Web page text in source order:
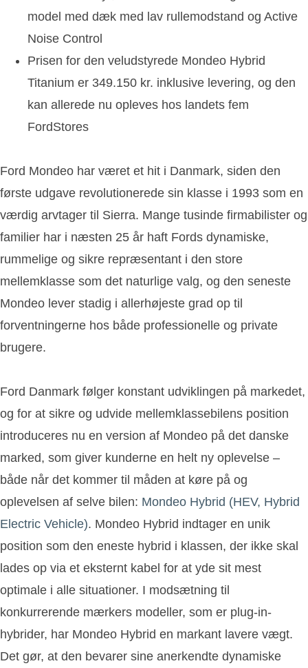
model med dæk med lav rullemodstand og Active
Noise Control
Prisen for den veludstyrede Mondeo Hybrid
Titanium er 349.150 kr. inklusive levering, og den
kan allerede nu opleves hos landets fem
FordStores
Ford Mondeo har været et hit i Danmark, siden den
første udgave revolutionerede sin klasse i 1993 som en
værdig arvtager til Sierra. Mange tusinde firmabilister og
familier har i næsten 25 år haft Fords dynamiske,
rummelige og sikre repræsentant i den store
mellemklasse som det naturlige valg, og den seneste
Mondeo lever stadig i allerhøjeste grad op til
forventningerne hos både professionelle og private
brugere.
Ford Danmark følger konstant udviklingen på markedet,
og for at sikre og udvide mellemklassebilens position
introduceres nu en version af Mondeo på det danske
marked, som giver kunderne en helt ny oplevelse –
både når det kommer til måden at køre på og
oplevelsen af selve bilen: Mondeo Hybrid (HEV, Hybrid
Electric Vehicle). Mondeo Hybrid indtager en unik
position som den eneste hybrid i klassen, der ikke skal
lades op via et eksternt kabel for at yde sit mest
optimale i alle situationer. I modsætning til
konkurrerende mærkers modeller, som er plug-in-
hybrider, har Mondeo Hybrid en markant lavere vægt.
Det gør, at den bevarer sine anerkendte dynamiske